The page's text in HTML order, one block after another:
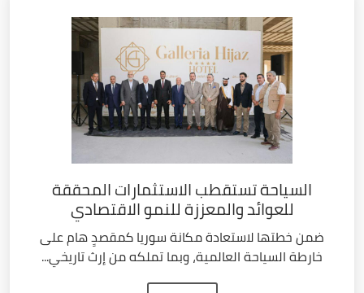
السياحة تستقطب الاستثمارات المحققة
للعوائد والمعززة للنمو الاقتصادي
ضمن خطتها لاستعادة مكانة سوريا كمقصدٍ هام على
خارطة السياحة العالمية، وبما تملكه من إرث تاريخي...